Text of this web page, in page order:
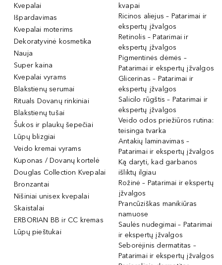
Kvepalai
Išpardavimas
Kvepalai moterims
Dekoratyvinė kosmetika
Nauja
Super kaina
Kvepalai vyrams
Blakstienų serumai
Rituals Dovanų rinkiniai
Blakstienų tušai
Šukos ir plaukų šepečiai
Lūpų blizgiai
Veido kremai vyrams
Kuponas / Dovanų kortelė
Douglas Collection Kvepalai
Bronzantai
Nišiniai unisex kvepalai
Skaistalai
ERBORIAN BB ir CC kremas
Lūpų pieštukai
kvapai
Ricinos aliejus – Patarimai ir
ekspertų įžvalgos
Retinolis – Patarimai ir
ekspertų įžvalgos
Pigmentinės dėmės –
Patarimai ir ekspertų įžvalgos
Glicerinas – Patarimai ir
ekspertų įžvalgos
Salicilo rūgštis – Patarimai ir
ekspertų įžvalgos
Veido odos priežiūros rutina:
teisinga tvarka
Antakių laminavimas –
Patarimai ir ekspertų įžvalgos
Ką daryti, kad garbanos
išliktų ilgiau
Rožinė – Patarimai ir ekspertų
įžvalgos
Prancūziškas manikiūras
namuose
Saulės nudegimai – Patarimai
ir ekspertų įžvalgos
Seborėjinis dermatitas –
Patarimai ir ekspertų įžvalgos